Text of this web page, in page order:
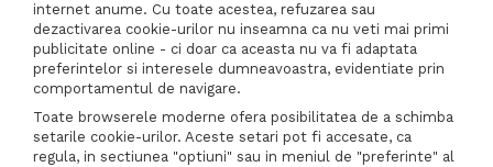
internet anume. Cu toate acestea, refuzarea sau
dezactivarea cookie-urilor nu inseamna ca nu veti mai primi
publicitate online - ci doar ca aceasta nu va fi adaptata
preferintelor si interesele dumneavoastra, evidentiate prin
comportamentul de navigare.
Toate browserele moderne ofera posibilitatea de a schimba
setarile cookie-urilor. Aceste setari pot fi accesate, ca
regula, in sectiunea "optiuni" sau in meniul de "preferinte" al